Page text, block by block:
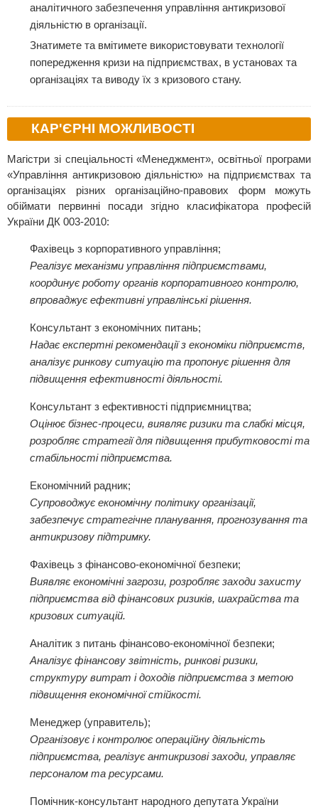
аналітичного забезпечення управління антикризової
діяльністю в організації.
Знатимете та вмітимете використовувати технології
попередження кризи на підприємствах, в установах та
організаціях та виводу їх з кризового стану.
КАР'ЄРНІ МОЖЛИВОСТІ
Магістри зі спеціальності «Менеджмент», освітньої програми
«Управління антикризовою діяльністю» на підприємствах та
організаціях різних організаційно-правових форм можуть
обіймати первинні посади згідно класифікатора професій
України ДК 003-2010:
Фахівець з корпоративного управління;
Реалізує механізми управління підприємствами,
координує роботу органів корпоративного контролю,
впроваджує ефективні управлінські рішення.
Консультант з економічних питань;
Надає експертні рекомендації з економіки підприємств,
аналізує ринкову ситуацію та пропонує рішення для
підвищення ефективності діяльності.
Консультант з ефективності підприємництва;
Оцінює бізнес-процеси, виявляє ризики та слабкі місця,
розробляє стратегії для підвищення прибутковості та
стабільності підприємства.
Економічний радник;
Супроводжує економічну політику організації,
забезпечує стратегічне планування, прогнозування та
антикризову підтримку.
Фахівець з фінансово-економічної безпеки;
Виявляє економічні загрози, розробляє заходи захисту
підприємства від фінансових ризиків, шахрайства та
кризових ситуацій.
Аналітик з питань фінансово-економічної безпеки;
Аналізує фінансову звітність, ринкові ризики,
структуру витрат і доходів підприємства з метою
підвищення економічної стійкості.
Менеджер (управитель);
Організовує і контролює операційну діяльність
підприємства, реалізує антикризові заходи, управляє
персоналом та ресурсами.
Помічник-консультант народного депутата України